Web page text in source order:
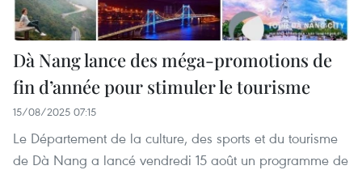
Dà Nang lance des méga-promotions de
fin d’année pour stimuler le tourisme
15/08/2025 07:15
Le Département de la culture, des sports et du tourisme
de Dà Nang a lancé vendredi 15 août un programme de